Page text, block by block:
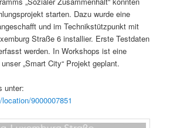
starten. Dazu wurde eine
und im Technikstützpunkt mit
Straße 6 installier. Erste Testdaten
werden. In Workshops ist eine
„Smart City“ Projekt geplant.
unter:
9000007851